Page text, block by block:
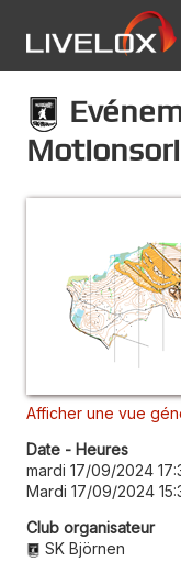
Afficher une vue
Date - Heures
mardi 17/09/2024
Mardi 17/09/2024
Club organisateur
SK Björnen